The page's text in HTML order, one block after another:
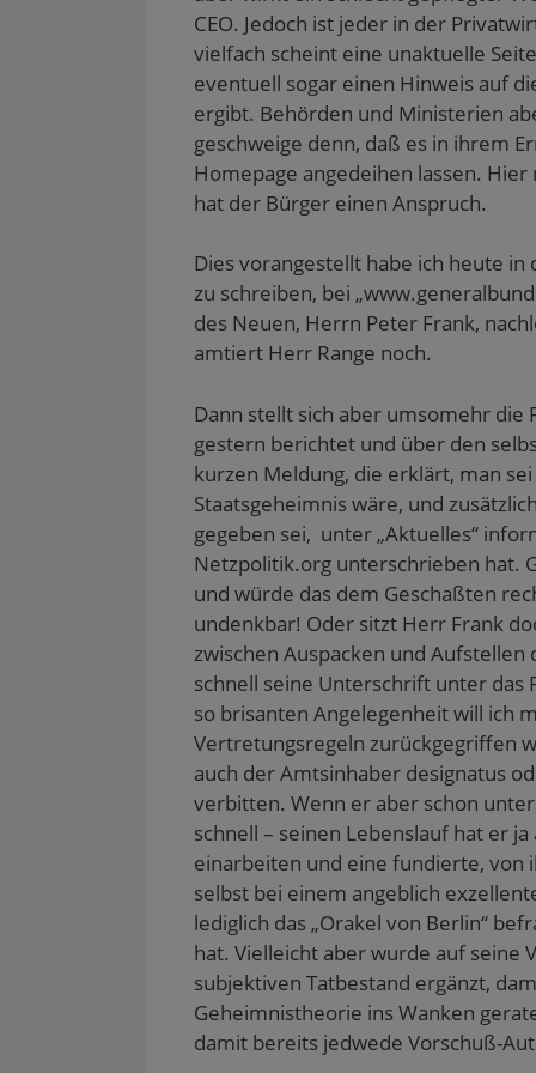
i
r
d
i
n
n
e
u
e
m
F
e
n
r
e
f
n
e
ö
f
f
n
e
t
)
f
n
e
t
)
f
n
e
t
)
ö
f
f
n
e
t
)
CEO. Jedoch ist jeder in der
vielfach scheint eine unaktuelle
eventuell sogar einen Hinweis auf
ergibt. Behörden und Ministerien
geschweige denn, daß es in ihrem
Homepage angedeihen lassen.
hat der Bürger einen Anspruch.
Dies vorangestellt habe ich heute in
zu schreiben, bei
des Neuen, Herrn Peter Frank,
amtiert Herr Range noch.
Dann stellt sich aber umsomehr die
gestern berichtet und über den
kurzen Meldung, die erklärt, man
Staatsgeheimnis wäre, und
gegeben sei, unter „Aktuelles“
Netzpolitik.org unterschrieben hat.
und würde das dem Geschaßten
undenkbar! Oder sitzt Herr Frank
zwischen Auspacken und
schnell seine Unterschrift unter das
so brisanten Angelegenheit will ich
Vertretungsregeln zurückgegriffen
auch der Amtsinhaber designatus
verbitten. Wenn er aber schon
schnell – seinen Lebenslauf hat er
einarbeiten und eine fundierte, von
selbst bei einem angeblich
lediglich das „Orakel von Berlin“
hat. Vielleicht aber wurde auf seine
subjektiven Tatbestand ergänzt,
Geheimnistheorie ins Wanken
damit bereits jedwede Vorschuß-